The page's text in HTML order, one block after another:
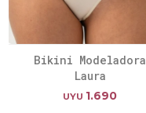
Bikini Modeladora
Laura
UYU 1.690